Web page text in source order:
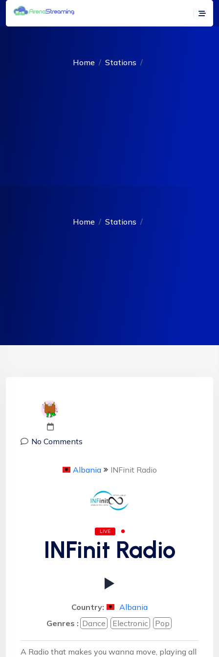
Home Stations
Home Stations
No Comments
Albania INFinit Radio
LIVE
INFinit Radio
Country:
Albania
Genres : Dance Electronic Pop
A Radio that makes you wanna move, playing all